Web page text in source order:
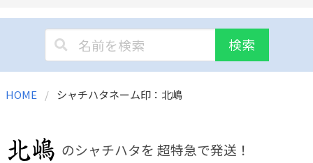
検索
HOME シャチハタネーム印：北嶋
のシャチハタを 超特急で発送！